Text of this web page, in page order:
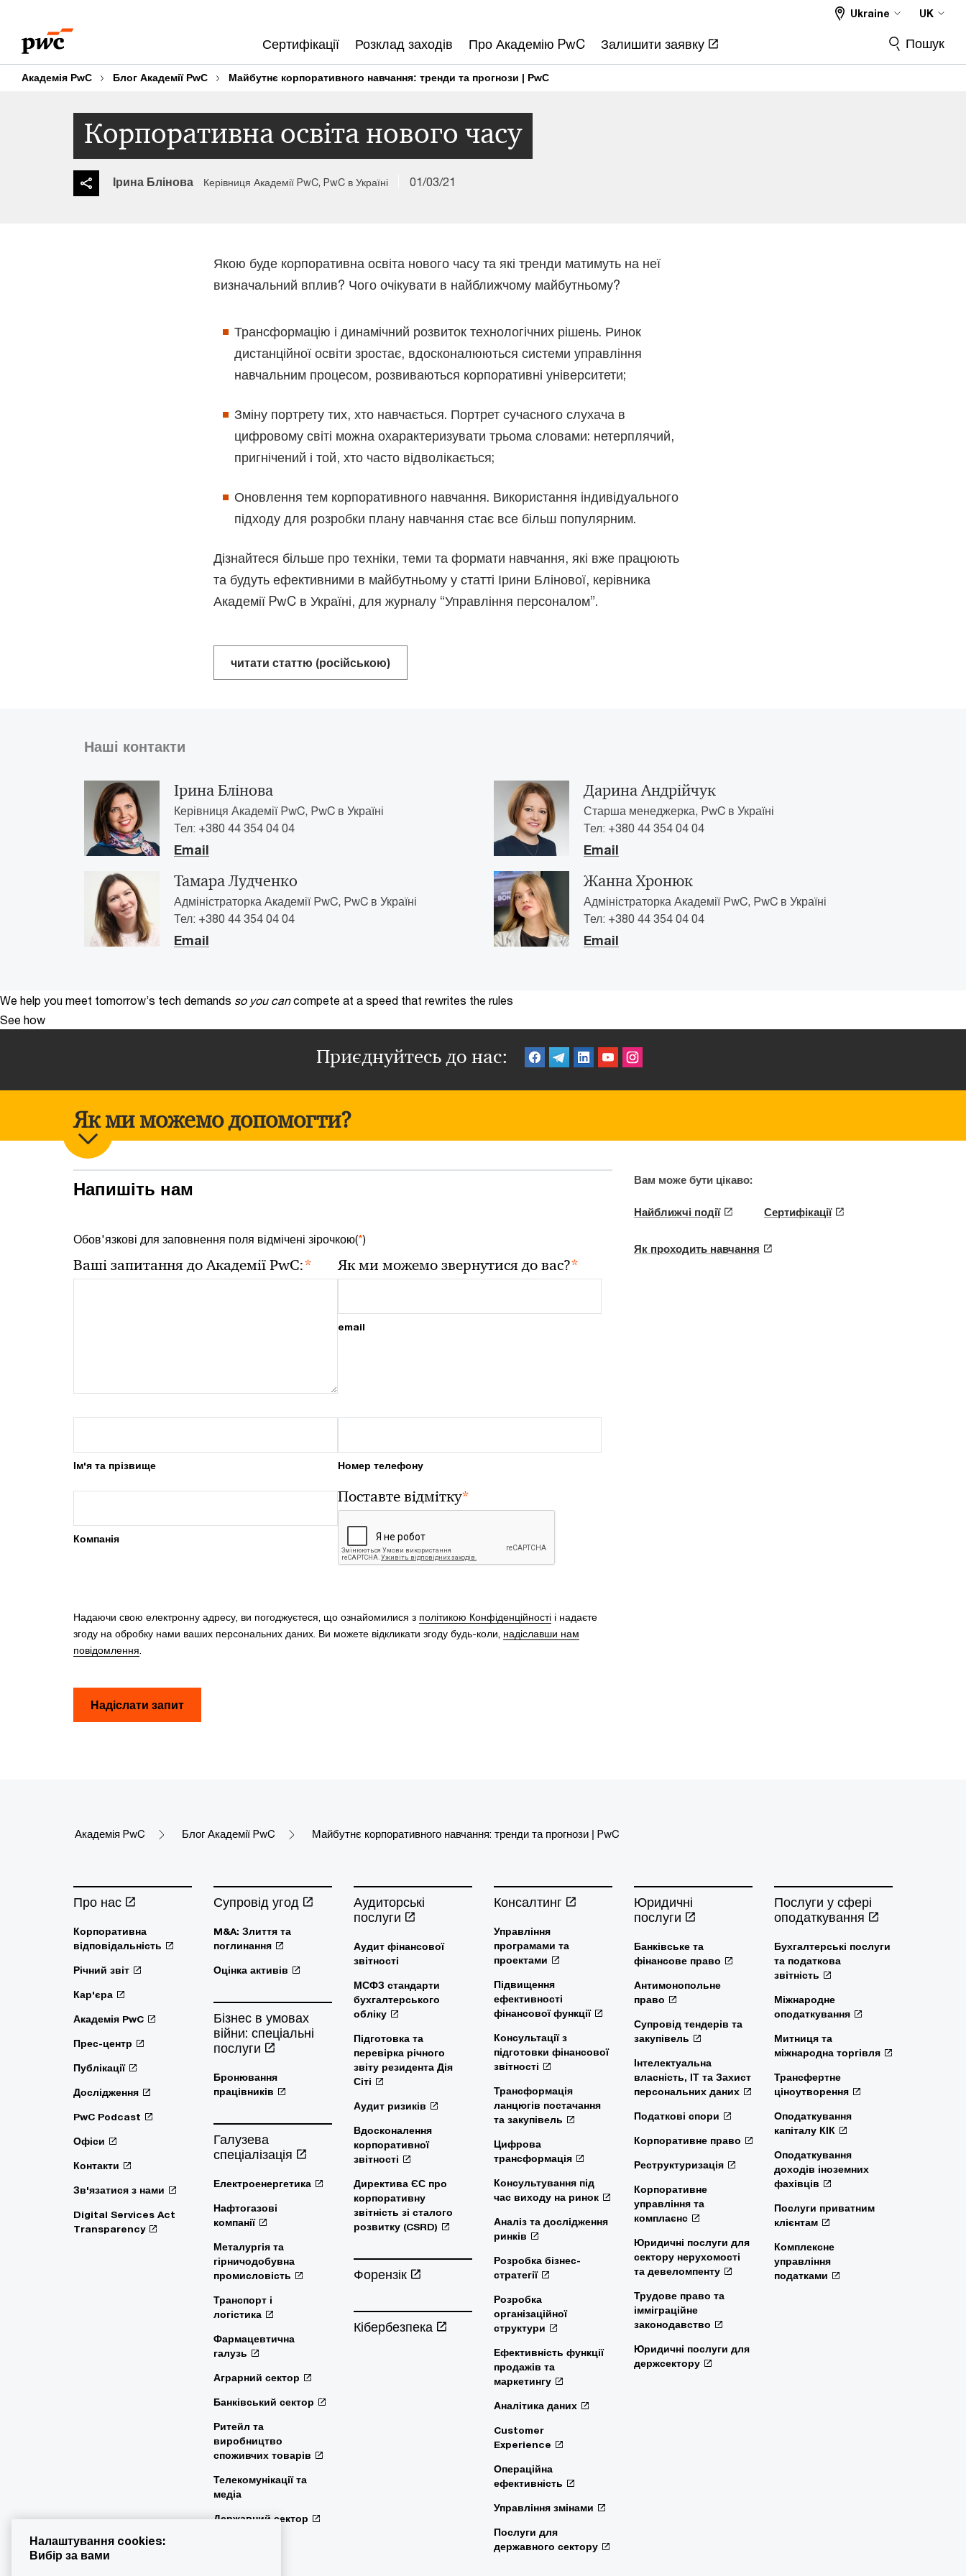
content
footer
Сертифікації Розклад заходів Про Академію PwC Залишити заявку
Ukraine UK
Пошук
Академія PwC Блог Академії PwC Майбутнє корпоративного навчання: тренди та прогнози | PwC
Корпоративна освіта нового часу
Ірина Блінова Керівниця Академії PwC, PwC в Україні 01/03/21
Якою буде корпоративна освіта нового часу та які тренди матимуть на неї
визначальний вплив? Чого очікувати в найближчому майбутньому?
Трансформацію і динамічний розвиток технологічних рішень. Ринок
дистанційної освіти зростає, вдосконалюються системи управління
навчальним процесом, розвиваються корпоративні університети;
Зміну портрету тих, хто навчається. Портрет сучасного слухача в
цифровому світі можна охарактеризувати трьома словами: нетерплячий,
пригнічений і той, хто часто відволікається;
Оновлення тем корпоративного навчання. Використання індивідуального
підходу для розробки плану навчання стає все більш популярним.
Дізнайтеся більше про техніки, теми та формати навчання, які вже працюють
та будуть ефективними в майбутньому у статті Ірини Блінової, керівника
Академії PwC в Україні, для журналу “Управління персоналом”.
читати статтю (російською)
Наші контакти
Ірина Блінова
Керівниця Академії PwC, PwC в Україні
Тел: +380 44 354 04 04
Email
Дарина Андрійчук
Старша менеджерка, PwC в Україні
Тел: +380 44 354 04 04
Email
Тамара Лудченко
Адміністраторка Академії PwC, PwC в Україні
Тел: +380 44 354 04 04
Email
Жанна Хронюк
Адміністраторка Академії PwC, PwC в Україні
Тел: +380 44 354 04 04
Email
We help you meet tomorrow’s tech demands so you can compete at a speed that rewrites the rules
See how
Приєднуйтесь до нас:
Як ми можемо допомогти?
Напишіть нам
Обов'язкові для заповнення поля відмічені зірочкою(*)
Ваші запитання до Академії PwC:* Як ми можемо звернутися до вас?*
email
Ім'я та прізвище Номер телефону
Компанія
Поставте відмітку*
Надаючи свою електронну адресу, ви погоджуєтеся, що ознайомилися з політикою Конфіденційності і надаєте
згоду на обробку нами ваших персональних даних. Ви можете відкликати згоду будь-коли, надіславши нам
повідомлення.
Надіслати запит
Вам може бути цікаво:
Найближчі події Сертифікації
Як проходить навчання
Академія PwC Блог Академії PwC Майбутнє корпоративного навчання: тренди та прогнози | PwC
Про нас
Корпоративна
відповідальність
Річний звіт
Кар'єра
Академія PwC
Прес-центр
Публікації
Дослідження
PwC Podcast
Офіси
Контакти
Зв'язатися з нами
Digital Services Act
Transparency
Супровід угод
M&A: Злиття та
поглинання
Оцінка активів
Бізнес в умовах
війни: спеціальні
послуги
Бронювання
працівників
Галузева
спеціалізація
Електроенергетика
Нафтогазові
компанії
Металургія та
гірничодобувна
промисловість
Транспорт і
логістика
Фармацевтична
галузь
Аграрний сектор
Банківський сектор
Ритейл та
виробництво
споживчих товарів
Телекомунікації та
медіа
Державний сектор
Аудиторські
послуги
Аудит фінансової
звітності
МСФЗ стандарти
бухгалтерського
обліку
Підготовка та
перевірка річного
звіту резидента Дія
Сіті
Аудит ризиків
Вдосконалення
корпоративної
звітності
Директива ЄС про
корпоративну
звітність зі сталого
розвитку (CSRD)
Форензік
Кібербезпека
Консалтинг
Управління
програмами та
проектами
Підвищення
ефективності
фінансової функції
Консультації з
підготовки фінансової
звітності
Трансформація
ланцюгів постачання
та закупівель
Цифрова
трансформація
Консультування під
час виходу на ринок
Аналіз та дослідження
ринків
Розробка бізнес-
стратегії
Розробка
організаційної
структури
Ефективність функції
продажів та
маркетингу
Аналітика даних
Customer
Experience
Операційна
ефективність
Управління змінами
Послуги для
державного сектору
Юридичні
послуги
Банківське та
фінансове право
Антимонопольне
право
Супровід тендерів та
закупівель
Інтелектуальна
власність, ІТ та Захист
персональних даних
Податкові спори
Корпоративне право
Реструктуризація
Корпоративне
управління та
комплаєнс
Юридичні послуги для
сектору нерухомості
та девеломпенту
Трудове право та
імміграційне
законодавство
Юридичні послуги для
держсектору
Послуги у сфері
оподаткування
Бухгалтерські послуги
та податкова
звітність
Міжнародне
оподаткування
Митниця та
міжнародна торгівля
Трансфертне
ціноутворення
Оподаткування
капіталу КІК
Оподаткування
доходів іноземних
фахівців
Послуги приватним
клієнтам
Комплексне
управління
податками
Налаштування cookies:
Вибір за вами